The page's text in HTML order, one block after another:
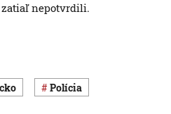
nepotvrdili.
polícia